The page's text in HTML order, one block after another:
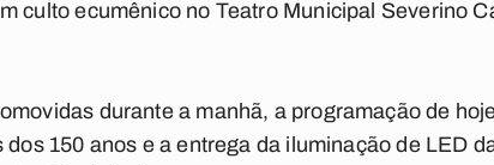
culto ecumênico no Teatro Municipal Severino
durante a manhã, a programação de
150 anos e a entrega da iluminação de LED